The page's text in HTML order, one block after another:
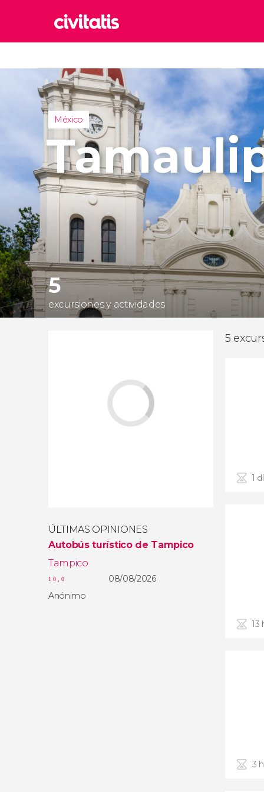
Italia
Reino
Reino
Turquía
México
5
excursiones y actividades
ÚLTIMAS OPINIONES
Autobús turístico de Tampico
Tampico
10,0
08/08/2026
Anónimo
5
1
13
3